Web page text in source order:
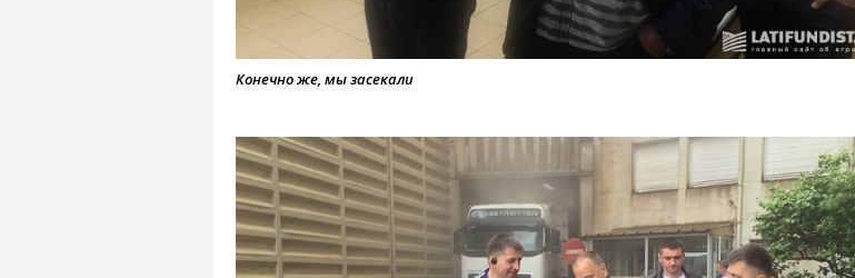
Конечно же, мы засекали